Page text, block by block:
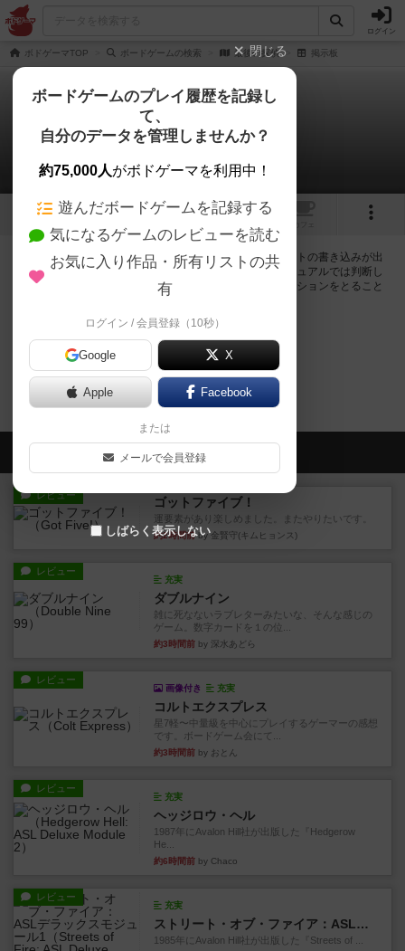
ログイン
ボドゲーマTOP ボードゲームの検索 最後の探偵 掲示板
最後の探偵
0件の掲示板
10 1
ログインすると最後の探偵に関する掲示板の作成やコメントの書き込みが出
来るようになります。ルールの疑問やエラッタ情報、マニュアルでは判断し
辛い曖昧な表記等について会員同士で自由にコミュニケーションをとること
ログイン/無料会員登録
最後の探偵のトップに戻る
会員の新しい投稿
レビュー ゴットファイブ！
運要素があり楽しめました。またやりたいです。
約2時間前by 金賢守(キムヒョンス)
レビュー
充実
ダブルナイン
雑に死なないラブレターみたいな、そんな感じの
ゲーム。数字カードを１の位...
約3時間前 by 深水あどら
レビュー
画像付き 充実
コルトエクスプレス
星7軽〜中量級を中心にプレイするゲーマーの感想
です。ボードゲーム会にて...
約3時間前 by おとん
レビュー
充実
ヘッジロウ・ヘル
1987年にAvalon Hill社が出版した『Hedgerow
He...
約6時間前 by Chaco
レビュー
充実
ストリート・オブ・ファイア：ASLデラックスモジュール1
1985年にAvalon Hill社が出版した『Streets of ...
閉じる
ボードゲームのプレイ履歴を記録し
て、
自分のデータを管理しませんか？
約75,000人がボドゲーマを利用中！
遊んだボードゲームを記録する
気になるゲームのレビューを読む
お気に入り作品・所有リストの共
有
ログイン / 会員登録（10秒）
Google X
Apple Facebook
または
メールで会員登録
しばらく表示しない